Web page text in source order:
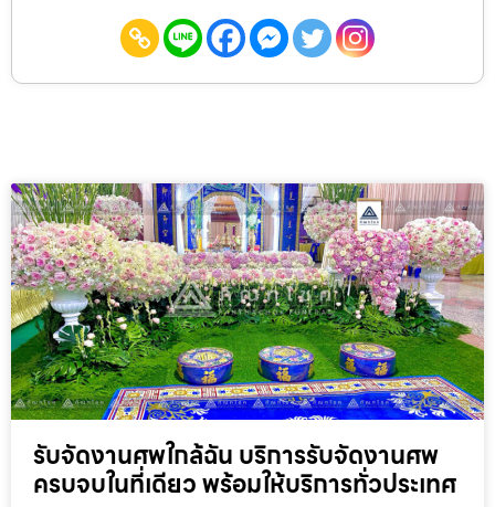
รับจัดงานศพใกล้ฉัน บริการรับจัดงานศพ
ครบจบในที่เดียว พร้อมให้บริการทั่วประเทศ